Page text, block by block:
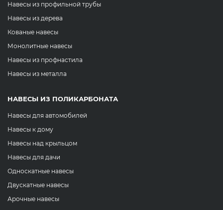
Навесы из профильной трубы
Навесы из дерева
Кованые навесы
Монолитные навесы
Навесы из профнастила
Навесы из металла
НАВЕСЫ ИЗ ПОЛИКАРБОНАТА
Навесы для автомобилей
Навесы к дому
Навесы над крыльцом
Навесы для дачи
Односкатные навесы
Двускатные навесы
Арочные навесы